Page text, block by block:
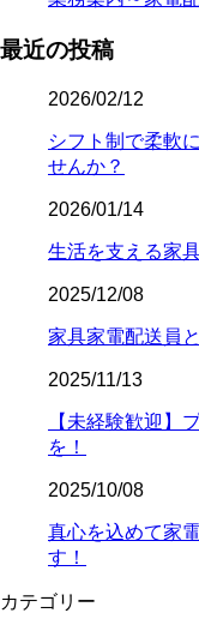
最近の投稿
2026/02/12
シフト制で柔軟
せんか？
2026/01/14
生活を支える家
2025/12/08
家具家電配送員
2025/11/13
【未経験歓迎】
を！
2025/10/08
真心を込めて家
す！
カテゴリー